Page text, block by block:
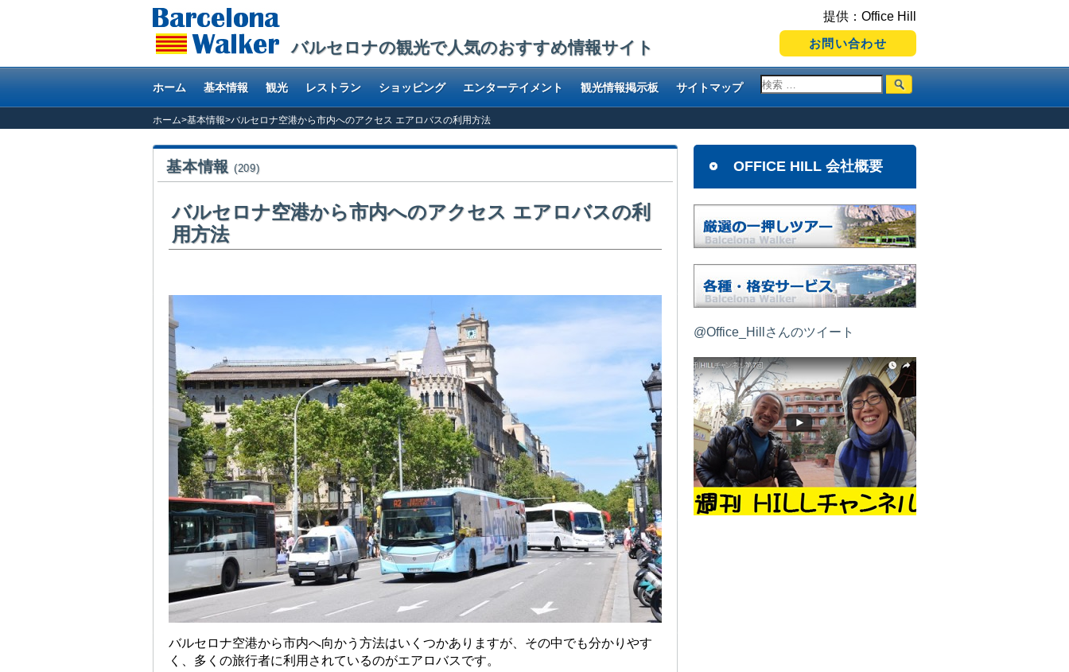
バルセロナの観光で人気のおすすめ情報サイト
提供：Office Hill
お問い合わせ
ホーム 基本情報 観光 レストラン ショッピング エンターテイメント 観光情報掲示板 サイトマップ
ホーム>基本情報>バルセロナ空港から市内へのアクセス エアロバスの利用方法
基本情報 (209)
バルセロナ空港から市内へのアクセス エアロバスの利
用方法
バルセロナ空港から市内へ向かう方法はいくつかありますが、その中でも分かりやす
く、多くの旅行者に利用されているのがエアロバスです。
OFFICE HILL 会社概要
@Office_Hillさんのツイート